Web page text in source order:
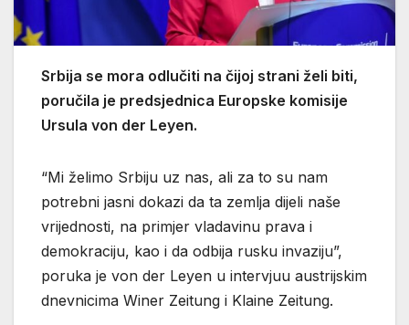
Srbija se mora odlučiti na čijoj strani želi biti,
poručila je predsjednica Europske komisije
Ursula von der Leyen.
“Mi želimo Srbiju uz nas, ali za to su nam
potrebni jasni dokazi da ta zemlja dijeli naše
vrijednosti, na primjer vladavinu prava i
demokraciju, kao i da odbija rusku invaziju”,
poruka je von der Leyen u intervjuu austrijskim
dnevnicima Winer Zeitung i Klaine Zeitung.